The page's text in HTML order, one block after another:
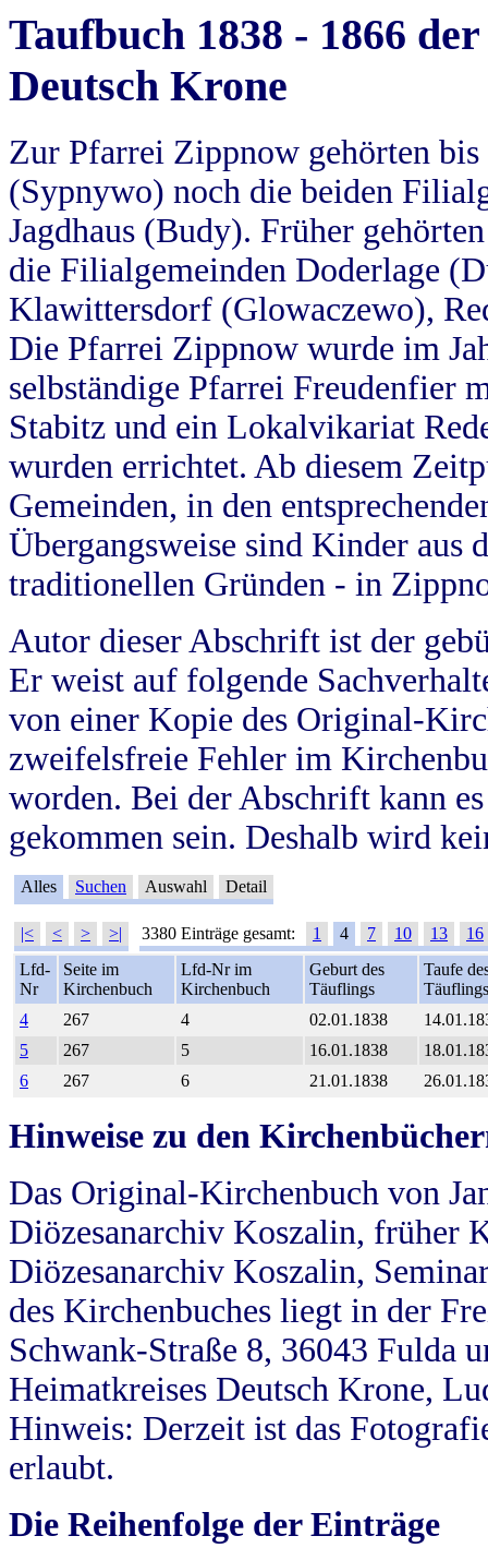
Taufbuch 1838 - 1866
Deutsch Krone
Zur Pfarrei Zippnow gehörten
(Sypnywo) noch die beiden
Jagdhaus (Budy). Früher
die Filialgemeinden Doderlage
Klawittersdorf (Glowaczewo),
Die Pfarrei Zippnow wurde im
selbständige Pfarrei Freudenfier
Stabitz und ein Lokalvikariat
wurden errichtet. Ab diesem
Gemeinden, in den
Übergangsweise sind Kinder aus
traditionellen Gründen - in
Autor dieser Abschrift ist der
Er weist auf folgende
von einer Kopie des Original-
zweifelsfreie Fehler im
worden. Bei der Abschrift kann
gekommen sein. Deshalb wird
Alles Suchen Auswahl Detail
|< < > >| 3380 Einträge gesamt: 1 4 7 10 13
16
Lfd-
Nr
Seite im
Kirchenbuch
Lfd-Nr im
Kirchenbuch
Geburt des
Täuflings
Taufe
Täuflings
4
267 4 02.01.1838
5
267 5 16.01.1838
6
267 6 21.01.1838
Hinweise zu den
Das Original-Kirchenbuch von
Diözesanarchiv Koszalin, früher
Diözesanarchiv Koszalin,
des Kirchenbuches liegt in der
Schwank-Straße 8, 36043 Fulda
Heimatkreises Deutsch Krone,
Hinweis: Derzeit ist das
erlaubt.
Die Reihenfolge der Einträge